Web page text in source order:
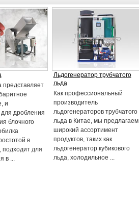
представляет
и
для дробления
блочного
в
подходит для
в ...
Льдогенератор трубчатого
льда
Как профессиональный
производитель
льдогенераторов трубчатого
льда в Китае, мы предлагаем
широкий ассортимент
продуктов, таких как
льдогенератор кубикового
льда, холодильное ...